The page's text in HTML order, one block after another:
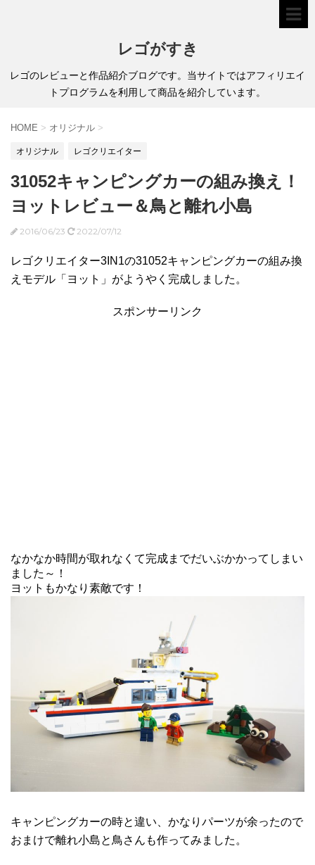
レゴがすき
レゴのレビューと作品紹介ブログです。当サイトではアフィリエイ
トプログラムを利用して商品を紹介しています。
HOME > オリジナル >
オリジナル レゴクリエイター
31052キャンピングカーの組み換え！
ヨットレビュー＆鳥と離れ小島
2016/06/23 2022/07/12
レゴクリエイター3IN1の31052キャンピングカーの組み換
えモデル「ヨット」がようやく完成しました。
スポンサーリンク
なかなか時間が取れなくて完成までだいぶかかってしまい
ました～！
ヨットもかなり素敵です！
キャンピングカーの時と違い、かなりパーツが余ったので
おまけで離れ小島と鳥さんも作ってみました。